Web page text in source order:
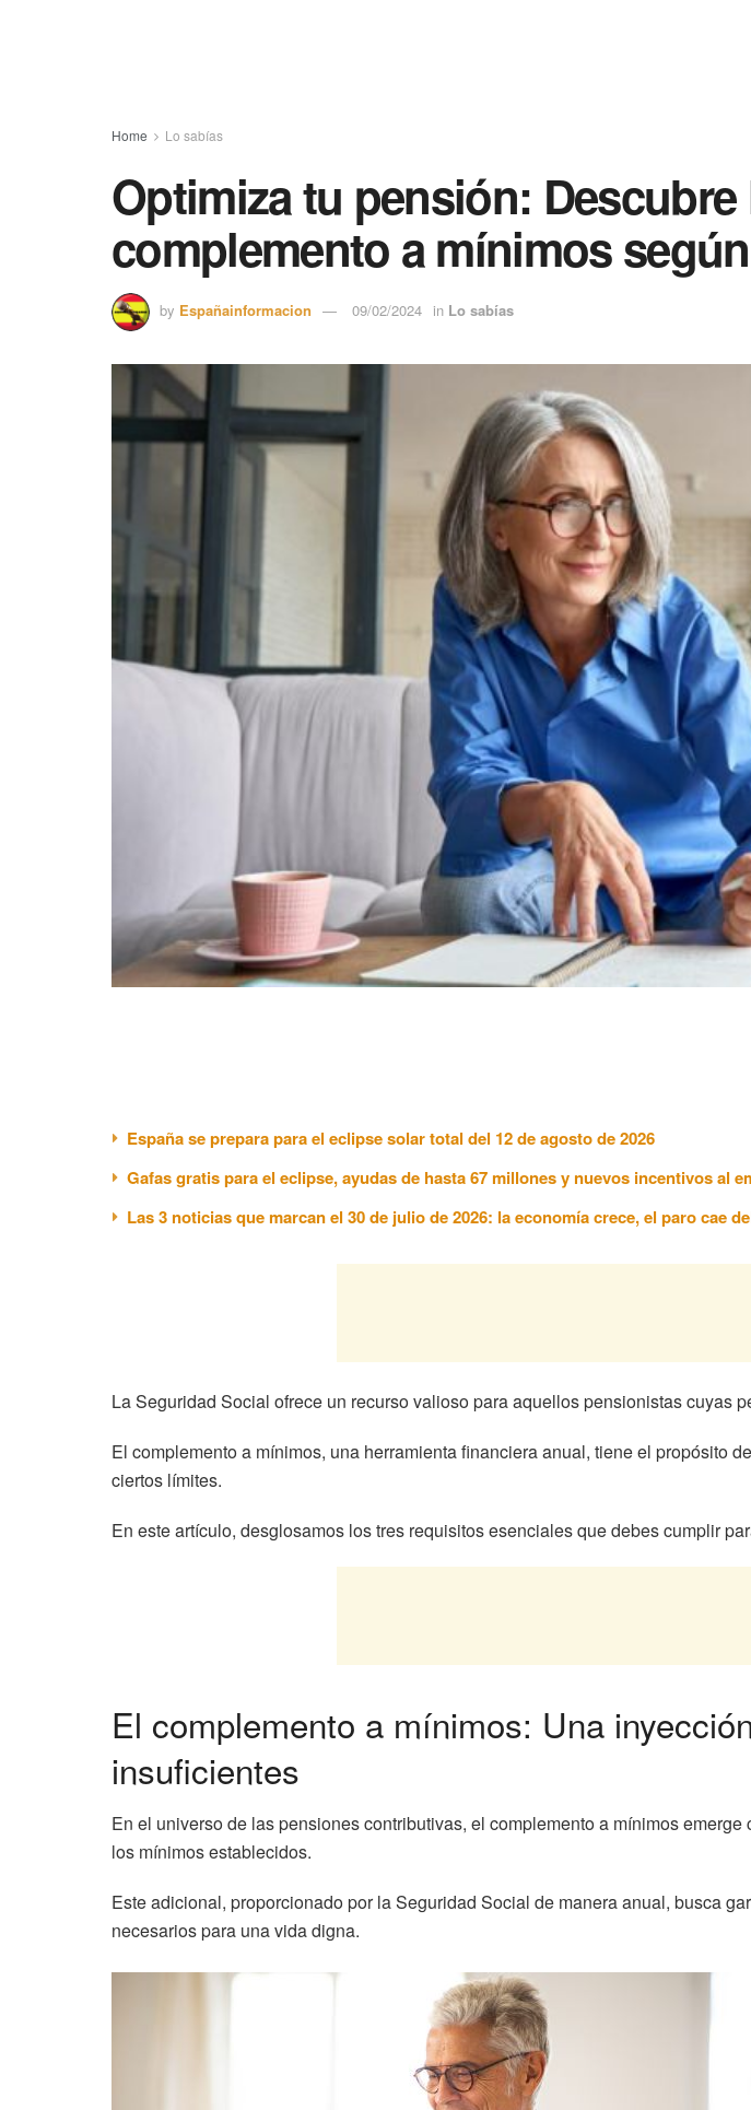
Home Lo sabías
Optimiza tu pensión:
complemento a mínimos
by Españainformacion 09/02/2024 in Lo sabías
España se prepara para el eclipse solar total del 12 de agosto de 2026
Gafas gratis para el eclipse, ayudas de hasta 67 millones y nuevos incentivos al
Las 3 noticias que marcan el 30 de julio de 2026: la economía crece, el paro cae
La Seguridad Social ofrece un recurso valioso para aquellos pensionistas cuyas
El complemento a mínimos, una herramienta financiera anual, tiene el propósito
ciertos límites.
En este artículo, desglosamos los tres requisitos esenciales que debes cumplir
El complemento a mínimos: Una
insuficientes
En el universo de las pensiones contributivas, el complemento a mínimos
los mínimos establecidos.
Este adicional, proporcionado por la Seguridad Social de manera anual, busca
necesarios para una vida digna.